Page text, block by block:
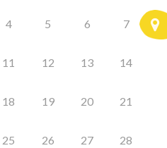
4 5 6 7
11 12 13 14
18 19 20 21
25 26 27 28